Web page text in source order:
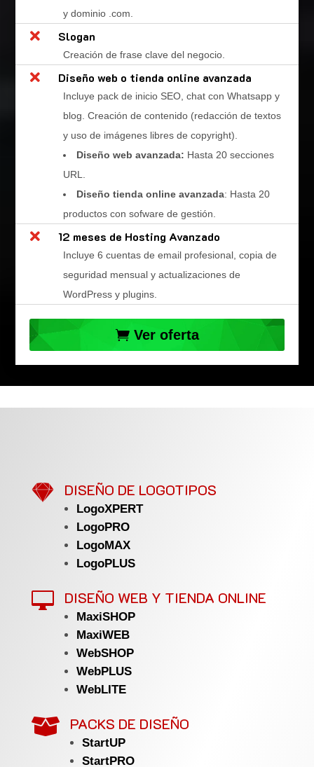
y dominio .com.
 Slogan
Creación de frase clave del negocio.
 Diseño web o tienda online avanzada
Incluye pack de inicio SEO, chat con Whatsapp y
blog. Creación de contenido (redacción de textos
y uso de imágenes libres de copyright).
Diseño web avanzada: Hasta 20 secciones
URL.
Diseño tienda online avanzada: Hasta 20
productos con sofware de gestión.
 12 meses de Hosting Avanzado
Incluye 6 cuentas de email profesional, copia de
seguridad mensual y actualizaciones de
WordPress y plugins.
Ver oferta
 DISEÑO DE LOGOTIPOS
LogoXPERT
LogoPRO
LogoMAX
LogoPLUS
 DISEÑO WEB Y TIENDA ONLINE
MaxiSHOP
MaxiWEB
WebSHOP
WebPLUS
WebLITE
 PACKS DE DISEÑO
StartUP
StartPRO